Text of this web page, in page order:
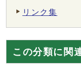
リンク集
この分類に関